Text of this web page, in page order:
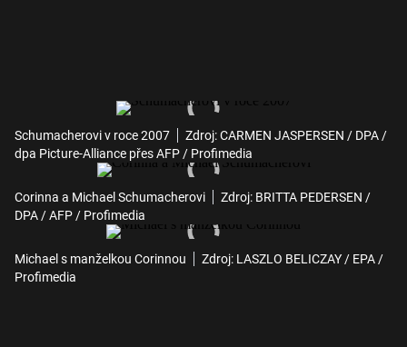
Schumacherovi v roce 2007
Zdroj: CARMEN JASPERSEN / DPA /
dpa Picture-Alliance přes AFP / Profimedia
Corinna a Michael Schumacherovi
Zdroj: BRITTA PEDERSEN /
DPA / AFP / Profimedia
Michael s manželkou Corinnou
Zdroj: LASZLO BELICZAY / EPA /
Profimedia